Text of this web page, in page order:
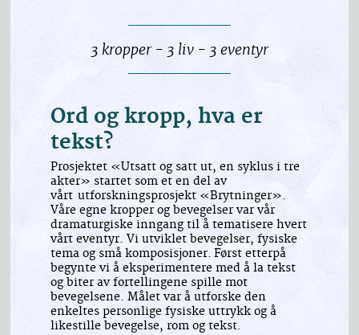
3 kropper - 3 liv - 3 eventyr
Ord og kropp, hva er
tekst?
Prosjektet «Utsatt og satt ut, en syklus i tre
akter» startet som et en del av
vårt utforskningsprosjekt «Brytninger».
Våre egne kropper og bevegelser var vår
dramaturgiske inngang til å tematisere hvert
vårt eventyr. Vi utviklet bevegelser, fysiske
tema og små komposisjoner. Først etterpå
begynte vi å eksperimentere med å la tekst
og biter av fortellingene spille mot
bevegelsene. Målet var å utforske den
enkeltes personlige fysiske uttrykk og å
likestille bevegelse, rom og tekst.